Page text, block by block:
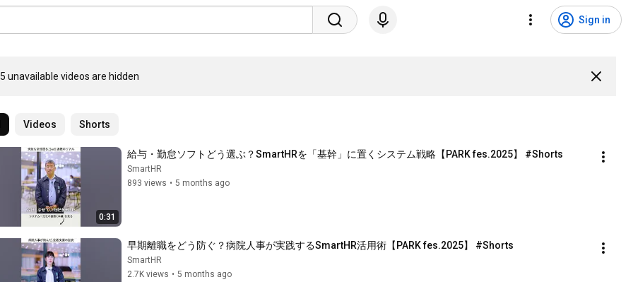
Sign in
5 unavailable videos are hidden
Videos Shorts
0:31
給与・勤怠ソフトどう選ぶ？SmartHRを「基幹」に置くシステム戦略【PARK fes.2025】 #Shorts
SmartHR
893 views • 5 months ago
早期離職をどう防ぐ？病院人事が実践するSmartHR活用術【PARK fes.2025】 #Shorts
SmartHR
2.7K views • 5 months ago